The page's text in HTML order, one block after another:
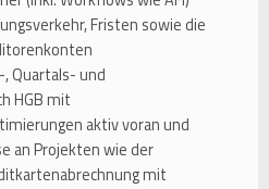
Fristen sowie die
Quartals- und
HGB mit
aktiv voran und
an Projekten wie der
mit